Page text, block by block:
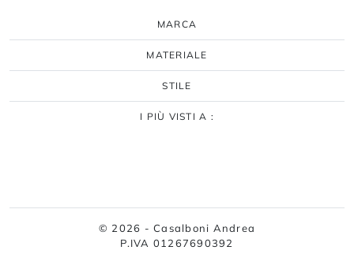
MARCA
MATERIALE
STILE
I PIÙ VISTI A :
© 2026 - Casalboni Andrea
P.IVA 01267690392